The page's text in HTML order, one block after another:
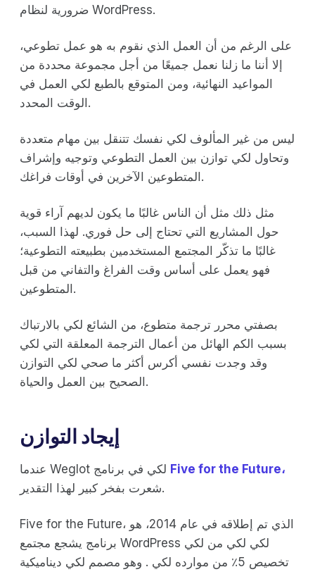
ضرورية لنظام WordPress.
على الرغم من أن العمل الذي نقوم به هو عمل تطوعي،
إلا أننا ما زلنا نعمل جميعًا من أجل مجموعة محددة من
المواعيد النهائية، ومن المتوقع بالطبع لكي العمل في
الوقت المحدد.
ليس من غير المألوف لكي نفسك تتنقل بين مهام متعددة
وتحاول لكي توازن بين العمل التطوعي وتوجيه وإشراف
المتطوعين الآخرين في أوقات فراغك.
مثل ذلك مثل أن الناس غالبًا ما يكون لديهم آراء قوية
حول المشاريع التي تحتاج إلى حل فوري. لهذا السبب،
غالبًا ما تذكّر المجتمع المستخدمين بطبيعته التطوعية؛
فهو يعمل على أساس وقت الفراغ والتفاني من قبل
المتطوعين.
بصفتي محرر ترجمة متطوع، من الشائع لكي بالارتباك
بسبب الكم الهائل من أعمال الترجمة المعلقة التي لكي
وقد وجدت نفسي أكرس أكثر ما صحي لكي التوازن
الصحيح بين العمل والحياة.
إيجاد التوازن
Five for the Future،
شعرت بفخر كبير لهذا التقدير.
Five for the Future، الذي تم إطلاقه في عام 2014، هو
برنامج يشجع مجتمع WordPress لكي لكي من لكي
تخصيص 5٪ من موارده لكي . وهو مصمم لكي ديناميكية